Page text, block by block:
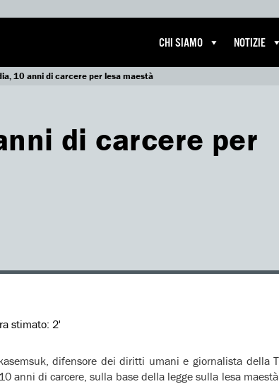
CHI SIAMO NOTIZIE
10 anni di carcere per lesa maestà
di carcere per
stimato: 2'
difensore dei diritti umani e giornalista della
anni di carcere, sulla base della legge sulla lesa